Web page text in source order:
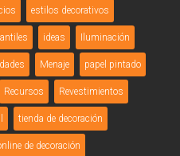
estilos decorativos
ideas Iluminación
Menaje papel pintado
Recursos Revestimientos
tienda de decoración
de decoración